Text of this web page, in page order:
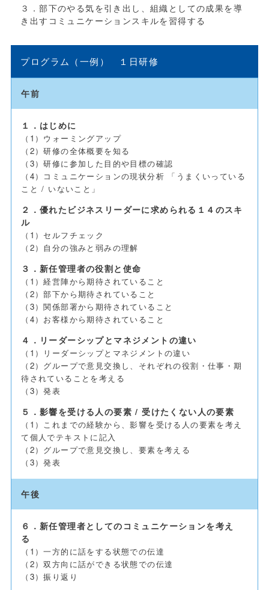
３．部下のやる気を引き出し、組織としての成果を導
き出すコミュニケーションスキルを習得する
プログラム（一例） １日研修
午前
１．はじめに
（1）ウォーミングアップ
（2）研修の全体概要を知る
（3）研修に参加した目的や目標の確認
（4）コミュニケーションの現状分析 「うまくいっている
こと / いないこと」
２．優れたビジネスリーダーに求められる１４のスキ
ル
（1）セルフチェック
（2）自分の強みと弱みの理解
３．新任管理者の役割と使命
（1）経営陣から期待されていること
（2）部下から期待されていること
（3）関係部署から期待されていること
（4）お客様から期待されていること
４．リーダーシップとマネジメントの違い
（1）リーダーシップとマネジメントの違い
（2）グループで意見交換し、それぞれの役割・仕事・期
待されていることを考える
（3）発表
５．影響を受ける人の要素 / 受けたくない人の要素
（1）これまでの経験から、影響を受ける人の要素を考え
て個人でテキストに記入
（2）グループで意見交換し、要素を考える
（3）発表
午後
６．新任管理者としてのコミュニケーションを考え
る
（1）一方的に話をする状態での伝達
（2）双方向に話ができる状態での伝達
（3）振り返り